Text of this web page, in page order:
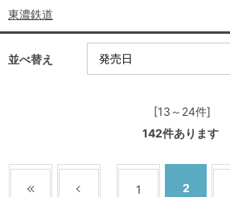
東濃鉄道
並べ替え
[13～24件]
142件あります
1 2